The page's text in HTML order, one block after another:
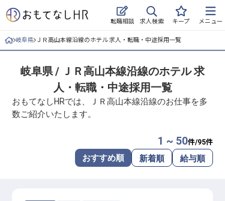
転職相談 求人検索 キープ メニュー
ログイン
求人・施設を探す
キープした求人
おもてなしHRについて
岐阜県 ＪＲ高山本線沿線のホテル 求人・転職・中途採用一覧
岐阜県 / ＪＲ高山本線沿線のホテル 求
人・転職・中途採用一覧
おもてなしHRでは、ＪＲ高山本線沿線のお仕事を多
数ご紹介いたします。
1 ~ 50件/95件
おすすめ順 新着順 給与順